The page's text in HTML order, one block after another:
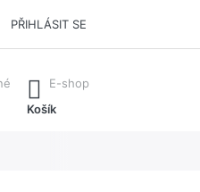
PŘIHLÁSIT SE
všechny výsledky.
E-shop
Košík